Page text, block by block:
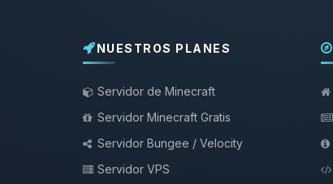
NUESTROS PLANES
Servidor de Minecraft
Servidor Minecraft Gratis
Servidor Bungee / Velocity
Servidor VPS